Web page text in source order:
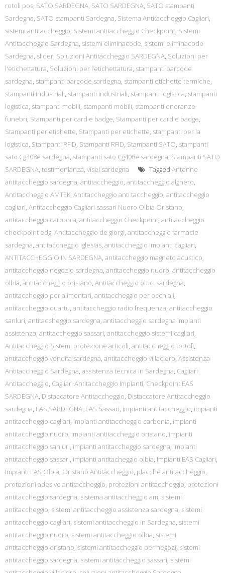
rotoli pos, SATO SARDEGNA, SATO SARDEGNA, SATO stampanti
Sardegna, SATO stampanti Sardegna, Sistema Antitaccheggio Cagliari,
sistemi antitaccheggio, Sistemi antitaccheggio Checkpoint, Sistemi
Antitaccheggio Sardegna, sistemi eliminacode, sistemi eliminacode
Sardegna, slider, Soluzioni Antitaccheggio SARDEGNA, Soluzioni per
l'etichettatura, Soluzioni per l’etichettatura, stampanti barcode
sardegna, stampanti barcode sardegna, stampanti etichette termiche,
stampanti industriali, stampanti industriali, stampanti logistica, stampanti
logistica, stampanti mobili, stampanti mobili, stampanti onoranze
funebri, Stampanti per card e badge, Stampanti per card e badge,
Stampanti per etichette, Stampanti per etichette, stampanti per la
logistica, Stampanti RFID, Stampanti RFID, Stampanti SATO, stampanti
sato Cg408e sardegna, stampanti sato Cg408e sardegna, Stampanti SATO
SARDEGNA, testimonianza, visel sardegna Tagged Antenne
antitaccheggio sardegna, antitaccheggio, antitaccheggio alghero,
Antitaccheggio AMTEK, Antitaccheggio anti taccheggio, antitaccheggio
cagliari, Antitaccheggio Cagliari sassari Nuoro Olbia Oristano,
antitaccheggio carbonia, antitaccheggio Checkpoint, antitaccheggio
checkpoint edg, Antitaccheggio de giorgi, antitaccheggio farmacie
sardegna, antitaccheggio iglesias, antitaccheggio impianti cagliari,
ANTITACCHEGGIO IN SARDEGNA, antitaccheggio magneto acustico,
antitaccheggio negozio sardegna, antitaccheggio nuoro, antitaccheggio
olbia, antitaccheggio oristano, Antitaccheggio ottici sardegna,
antitaccheggio per alimentari, antitaccheggio per occhiali,
antitaccheggio quartu, antitaccheggio radio frequenza, antitaccheggio
sanluri, antitaccheggio sardegna, antitaccheggio sardegna impianti
assistenza, antitaccheggio sassari, antitaccheggio sistemi cagliari,
Antitaccheggio Sistemi protezione articoli, antitaccheggio tortolì,
antitaccheggio vendita sardegna, antitaccheggio villacidro, Assistenza
Antitaccheggio Sardegna, assistenza tecnica in Sardegna, Cagliari
Antitaccheggio, Cagliari Antitaccheggio Impianti, Checkpoint EAS
SARDEGNA, Distaccatore Antitaccheggio, Distaccatore Antitaccheggio
sardegna, EAS SARDEGNA, EAS Sassari, impianti antitaccheggio, impianti
antitaccheggio cagliari, impianti antitaccheggio carbonia, impianti
antitaccheggio nuoro, impianti antitaccheggio oristano, impianti
antitaccheggio sanluri, impianti antitaccheggio sardegna, impianti
antitaccheggio sassari, impianti antitacheggio olbia, Impianti EAS Cagliari,
Impianti EAS Olbia, Oristano Antitaccheggio, placche antitaccheggio,
protezioni adesive antitaccheggio, protezioni antitaccheggio, protezioni
antitaccheggio sardegna, sistema antitaccheggio am, sistemi
antitaccheggio, sistemi antitaccheggio assistenza sardegna, sistemi
antitaccheggio cagliari, sistemi antitaccheggio in Sardegna, sistemi
antitaccheggio nuoro, sistemi antitaccheggio olbia, sistemi
antitaccheggio oristano, sistemi antitaccheggio per negozi, sistemi
antitaccheggio sardegna, sistemi antitaccheggio sassari, sistemi